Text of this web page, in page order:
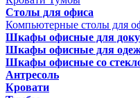
Столы для офиса
Компьютерные столы для
Шкафы офисные для
Шкафы офисные для
Шкафы офисные со
Антресоль
Кровати